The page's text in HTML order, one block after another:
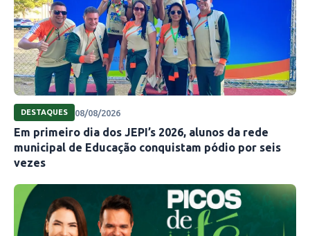
DESTAQUES 08/08/2026
Em primeiro dia dos JEPI’s 2026, alunos da rede
municipal de Educação conquistam pódio por seis
vezes